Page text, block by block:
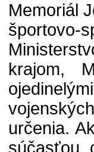
Memoriál
krajom,
určenia.
súčasťou